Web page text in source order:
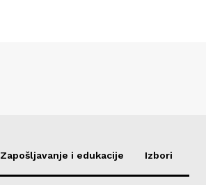
Zapošljavanje i edukacije Izbori